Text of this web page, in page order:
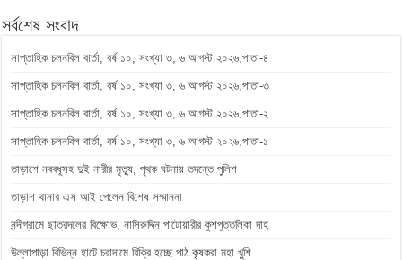
সর্বশেষ সংবাদ
সাপ্তাহিক চলনবিল বার্তা, বর্ষ ১০, সংখ্যা ৩, ৬ আগস্ট ২০২৬,পাতা-৪
সাপ্তাহিক চলনবিল বার্তা, বর্ষ ১০, সংখ্যা ৩, ৬ আগস্ট ২০২৬,পাতা-৩
সাপ্তাহিক চলনবিল বার্তা, বর্ষ ১০, সংখ্যা ৩, ৬ আগস্ট ২০২৬,পাতা-২
সাপ্তাহিক চলনবিল বার্তা, বর্ষ ১০, সংখ্যা ৩, ৬ আগস্ট ২০২৬,পাতা-১
তাড়াশে নববধূসহ দুই নারীর মৃত্যু, পৃথক ঘটনায় তদন্তে পুলিশ
তাড়াশ থানার এস আই পেলেন বিশেষ সম্মাননা
নন্দীগ্রামে ছাত্রদলের বিক্ষোভ, নাসিরুদ্দিন পাটোয়ারীর কুশপুত্তলিকা দাহ
উল্লাপাড়া বিভিন্ন হাটে চরাদামে বিক্রি হচ্ছে পাঠ কৃষকরা মহা খুশি